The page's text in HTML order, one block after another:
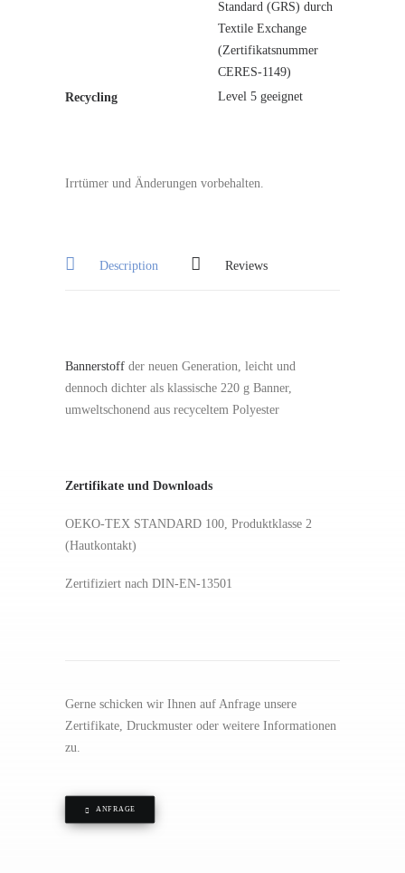
Standard (GRS) durch
Textile Exchange
(Zertifikatsnummer
CERES-1149)
Recycling
Level 5 geeignet
Irrtümer und Änderungen vorbehalten.
Description Reviews
Bannerstoff der neuen Generation, leicht und
dennoch dichter als klassische 220 g Banner,
umweltschonend aus recyceltem Polyester
Zertifikate und Downloads
OEKO-TEX STANDARD 100, Produktklasse 2
(Hautkontakt)
Zertifiziert nach DIN-EN-13501
Gerne schicken wir Ihnen auf Anfrage unsere
Zertifikate, Druckmuster oder weitere Informationen
zu.
ANFRAGE